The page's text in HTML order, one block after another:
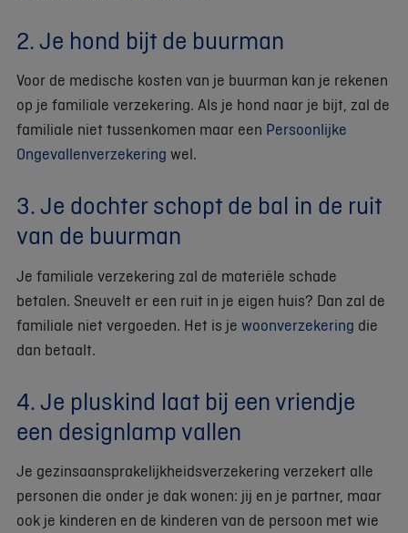
2. Je hond bijt de buurman
Voor de medische kosten van je buurman kan je rekenen
op je familiale verzekering. Als je hond naar je bijt, zal de
familiale niet tussenkomen maar een Persoonlijke
Ongevallenverzekering wel.
3. Je dochter schopt de bal in de ruit
van de buurman
Je familiale verzekering zal de materiële schade
betalen. Sneuvelt er een ruit in je eigen huis? Dan zal de
familiale niet vergoeden. Het is je woonverzekering die
dan betaalt.
4. Je pluskind laat bij een vriendje
een designlamp vallen
Je gezinsaansprakelijkheidsverzekering verzekert alle
personen die onder je dak wonen: jij en je partner, maar
ook je kinderen en de kinderen van de persoon met wie